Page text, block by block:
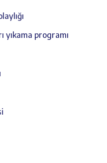
yıkama programı